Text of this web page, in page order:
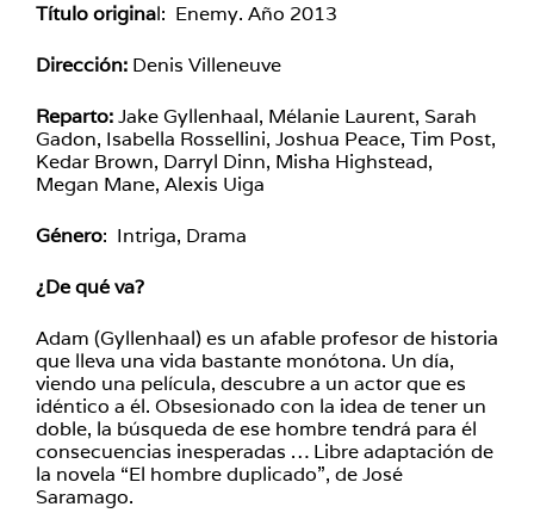
Título original: Enemy. Año 2013
Dirección: Denis Villeneuve
Reparto:Jake Gyllenhaal, Mélanie Laurent, Sarah
Gadon, Isabella Rossellini, Joshua Peace, Tim Post,
Kedar Brown, Darryl Dinn, Misha Highstead,
Megan Mane, Alexis Uiga
Género: Intriga, Drama
¿De qué va?
Adam (Gyllenhaal) es un afable profesor de historia
que lleva una vida bastante monótona. Un día,
viendo una película, descubre a un actor que es
idéntico a él. Obsesionado con la idea de tener un
doble, la búsqueda de ese hombre tendrá para él
consecuencias inesperadas … Libre adaptación de
la novela “El hombre duplicado”, de José
Saramago.